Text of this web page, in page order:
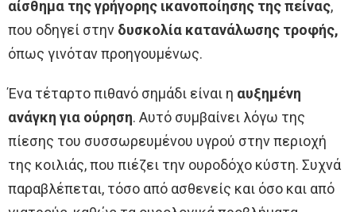
αίσθημα της γρήγορης ικανοποίησης της πείνας,
που οδηγεί στην δυσκολία κατανάλωσης τροφής,
όπως γινόταν προηγουμένως.
Ένα τέταρτο πιθανό σημάδι είναι η αυξημένη
ανάγκη για ούρηση. Αυτό συμβαίνει λόγω της
πίεσης του συσσωρευμένου υγρού στην περιοχή
της κοιλιάς, που πιέζει την ουροδόχο κύστη. Συχνά
παραβλέπεται, τόσο από ασθενείς και όσο και από